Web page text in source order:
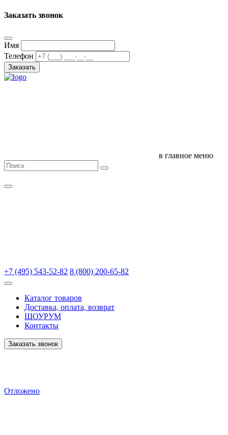
Заказать звонок
Имя
Телефон
Заказать
в главное меню
+7 (495) 543-52-82 8 (800) 200-65-82
Каталог товаров
Доставка, оплата, возврат
ШОУРУМ
Контакты
Заказать звонок
Отложено